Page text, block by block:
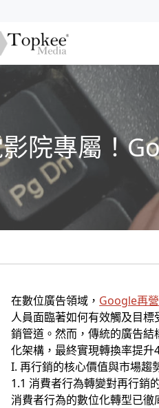
院專屬！
在數位廣告領域， Google再
人員面臨著如何有效觸及目
銷管道。然而，傳統的廣告
化架構，最終實現轉換率提
I. 再行銷的核心價值與市場趨
1.1 消費者行為轉變對再行銷
消費者行為的數位化轉型已徹